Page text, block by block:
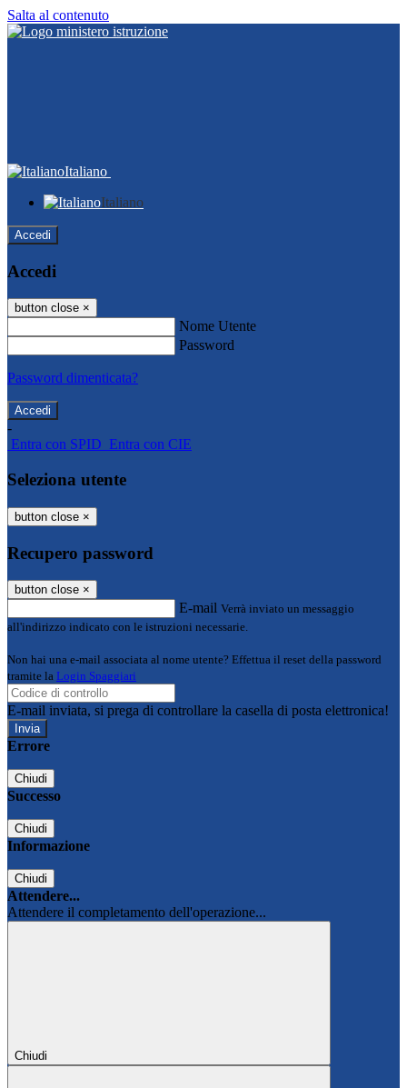
Salta al contenuto
Italiano
Italiano
Accedi
Accedi
button close ×
Nome Utente
Password
Password dimenticata?
-
Entra con SPID Entra con CIE
Seleziona utente
button close ×
Recupero password
button close ×
E-mail Verrà inviato un messaggio
all'indirizzo indicato con le istruzioni necessarie.
Non hai una e-mail associata al nome utente? Effettua il reset della password
tramite la Login Spaggiari
E-mail inviata, si prega di controllare la casella di posta elettronica!
Errore
Chiudi
Successo
Chiudi
Informazione
Chiudi
Attendere...
Attendere il completamento dell'operazione...
Chiudi